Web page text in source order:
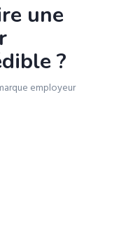
une
?
employeur